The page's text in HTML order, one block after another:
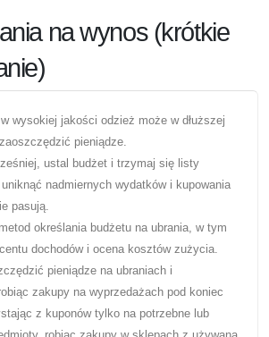
na wynos (krótkie
w wysokiej jakości odzież może w dłuższej
pieniądze.
ustal budżet i trzymaj się listy
nadmiernych wydatków i kupowania
pasują.
określania budżetu na ubrania, w tym
dochodów i ocena kosztów zużycia.
pieniądze na ubraniach i
zakupy na wyprzedażach pod koniec
z kuponów tylko na potrzebne lub